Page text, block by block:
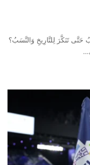
حَتَّى تَنَكَّرَ لِلتَّارِيخِ وَالنَّسَبُ؟